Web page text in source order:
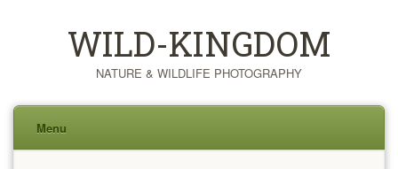
WILD-KINGDOM
NATURE & WILDLIFE PHOTOGRAPHY
Menu